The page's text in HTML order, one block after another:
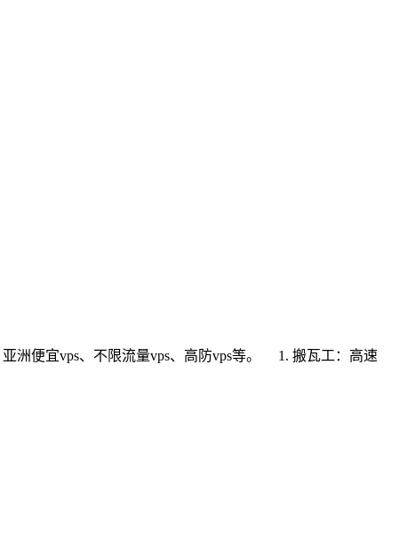
亚洲便宜vps、不限流量vps、高防vps等。 1. 搬瓦工：高速